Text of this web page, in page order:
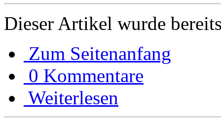
Dieser Artikel wurde
Zum Seitenanfang
0 Kommentare
Weiterlesen